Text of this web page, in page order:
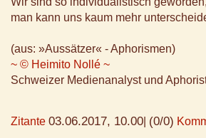
man kann uns kaum mehr
(aus: »Aussätzer« - Aphorismen)
~ © Heimito Nollé ~
Schweizer Medienanalyst und
Zitante 03.06.2017, 10.00 (0/0)